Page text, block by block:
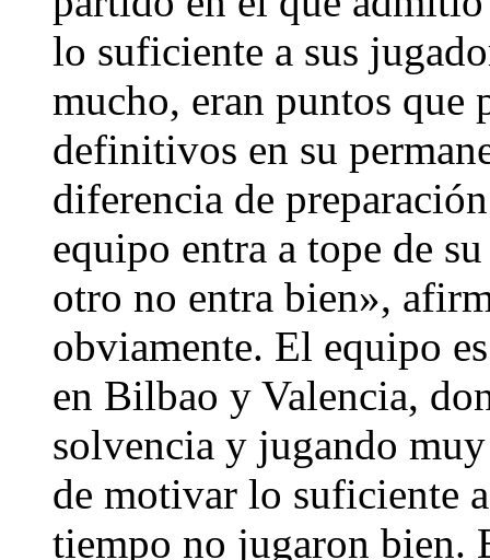
lo suficiente a sus
mucho, eran puntos que
definitivos en su
diferencia de
equipo entra a tope de
otro no entra bien»,
obviamente. El equipo
en Bilbao y Valencia,
solvencia y jugando
de motivar lo suficiente
tiempo no jugaron bien.